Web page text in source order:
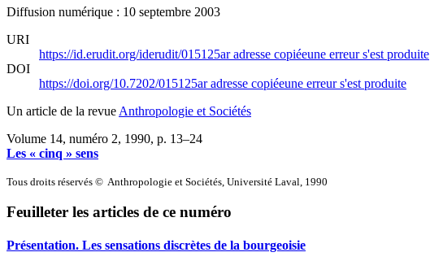
Diffusion numérique : 10 septembre 2003
URI
https://id.erudit.org/iderudit/015125aradresse copiéeune erreur s'est produite
DOI
https://doi.org/10.7202/015125aradresse copiéeune erreur s'est produite
Un article de la revue Anthropologie et Sociétés
Volume 14, numéro 2, 1990, p. 13–24
Les « cinq » sens
Tous droits réservés © Anthropologie et Sociétés, Université Laval, 1990
Feuilleter les articles de ce numéro
Présentation. Les sensations discrètes de la bourgeoisie